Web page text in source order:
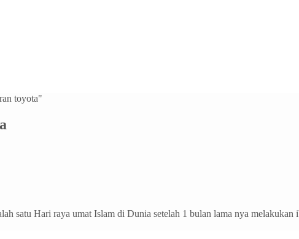
toyota"
satu Hari raya umat Islam di Dunia setelah 1 bulan lama nya